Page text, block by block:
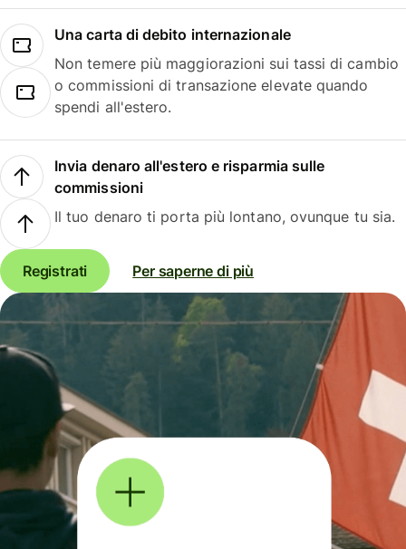
Una carta di debito internazionale
Non temere più maggiorazioni sui tassi di cambio
o commissioni di transazione elevate quando
spendi all'estero.
Invia denaro all'estero e risparmia sulle
commissioni
Il tuo denaro ti porta più lontano, ovunque tu sia.
Registrati Per saperne di più